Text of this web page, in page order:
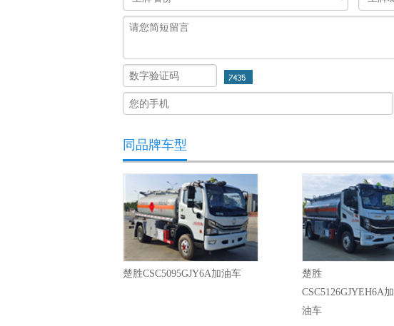
同品牌车型
楚胜CSC5095GJY6A加油车
楚胜
CSC5126GJYEH6A加
油车